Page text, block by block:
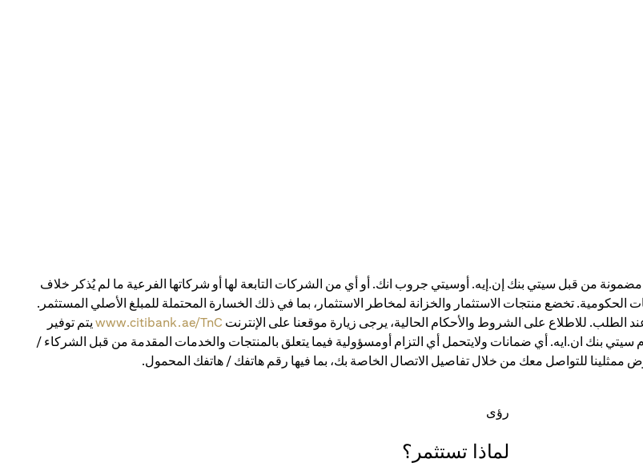
مضمونة من قبل سيتي بنك إن.إيه. أوسيتي جروب انك. أو أي من الشركات التابعة لها أو شركاتها الفرعية ما لم يُذكر خلاف
الحكومية. تخضع منتجات الاستثمار والخزانة لمخاطر الاستثمار، بما في ذلك الخسارة المحتملة للمبلغ الأصلي المستثمر.
للاطلاع على الشروط والأحكام الحالية، يرجى زيارة موقعنا على الإنترنت www.citibank.ae/TnC يتم توفير
بنك ان.ايه. أي ضمانات ولايتحمل أي التزام أومسؤولية فيما يتعلق بالمنتجات والخدمات المقدمة من قبل الشركاء /
ممثلينا للتواصل معك من خلال تفاصيل الاتصال الخاصة بك، بما فيها رقم هاتفك / هاتفك المحمول.
رؤى
لماذا تستثمر؟